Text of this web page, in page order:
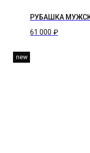
РУБАШКА
61 000 ₽
new